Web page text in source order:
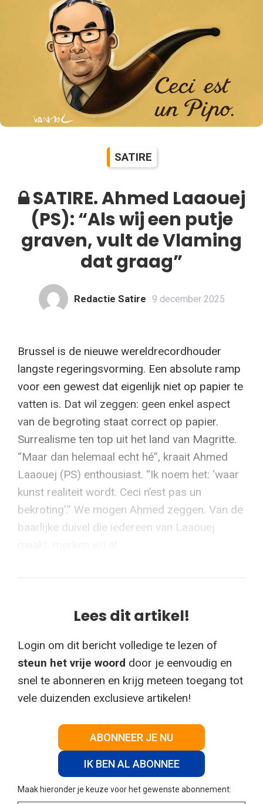
SATIRE
SATIRE. Ahmed Laaouej
(PS): “Als wij een putje
graven, vult de Vlaming
dat graag”
Redactie Satire 9 december 2025
Brussel is de nieuwe wereldrecordhouder
langste regeringsvorming. Een absolute ramp
voor een gewest dat eigenlijk niet op papier te
vatten is. Dat wil zeggen: geen enkel aspect
van de begroting staat correct op papier.
Surrealisme ten top uit het land van Magritte.
“Maar dan helemaal echt hé”, kraait Ahmed
Laaouej (PS) enthousiast. “Ik noem het: ‘waar
kunst realiteit wordt. Ceci n’est pas un
bekroting’.” We mogen Ahmed zeggen. Van de
baarlijke duivel die iedereen van Laaouej
Lees dit artikel!
Login om dit bericht volledige te lezen of
steun het vrije woord door je eenvoudig en
snel te abonneren en krijg meteen toegang tot
vele duizenden exclusieve artikelen!
ABONNEER JE NU
IK BEN AL ABONNEE
Maak hieronder je keuze voor het gewenste abonnement: